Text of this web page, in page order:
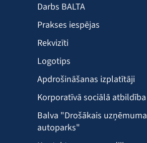
Darbs BALTA
Prakses iespējas
Rekvizīti
Logotips
Apdrošināšanas izplatītāji
Korporatīvā sociālā atbildība
Balva "Drošākais uzņēmuma
autoparks"